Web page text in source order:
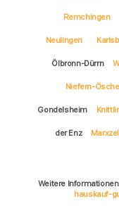
Remchingen
Neulingen
Ölbronn-Dürrn
Niefern-
Gondelsheim
der Enz
Weitere
hauskauf-